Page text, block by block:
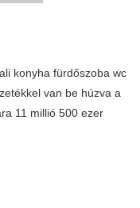
konyha fürdőszoba wc
van be húzva a
11 millió 500 ezer